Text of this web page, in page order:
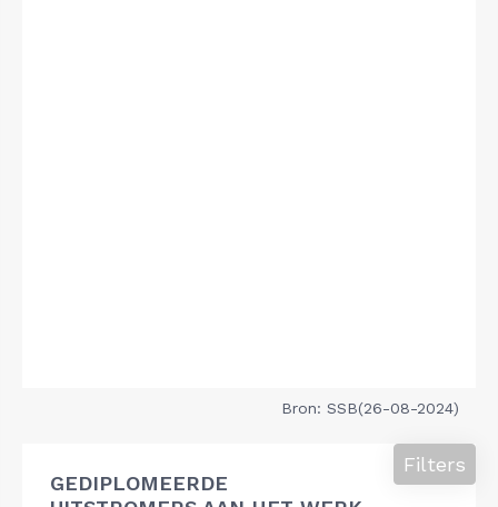
Bron: SSB(26-08-2024)
GEDIPLOMEERDE
Filters